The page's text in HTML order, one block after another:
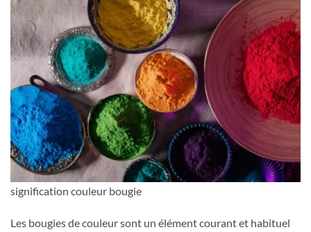
signification couleur bougie
Les bougies de couleur sont un élément courant et habituel